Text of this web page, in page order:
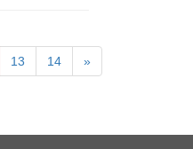
13 14 »